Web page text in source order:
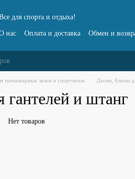
для спорта и отдыха!
нас Оплата и доставка Обмен и
тренажерных залов и спортзалов Диски, блины
и штанг
Нет товаров